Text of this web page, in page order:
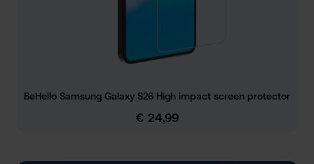
BeHello Samsung Galaxy S26 High impact screen protector
Normale prijs:
€ 24,99